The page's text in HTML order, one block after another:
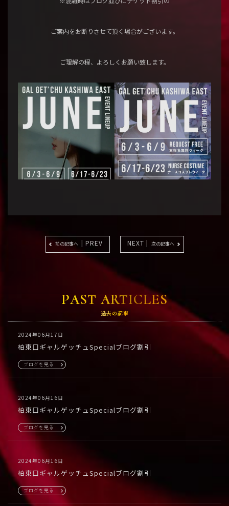
ご案内をお断りさせて頂く場合がございます。
ご理解の程、よろしくお願い致します。
前の記事へ | PREV NEXT | 次の記事へ
PAST ARTICLES
過去の記事
柏東口ギャルゲッチュSpecialブログ割引
2024年06月17日
ブログを見る
柏東口ギャルゲッチュSpecialブログ割引
2024年06月16日
ブログを見る
柏東口ギャルゲッチュSpecialブログ割引
2024年06月16日
ブログを見る